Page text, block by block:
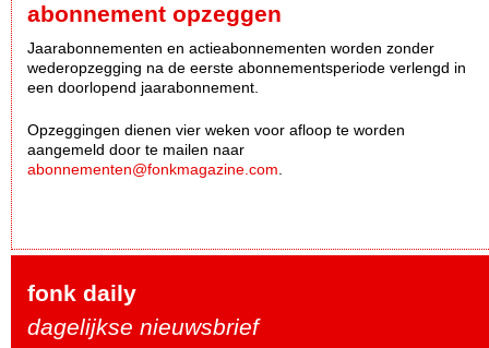
abonnement opzeggen
Jaarabonnementen en actieabonnementen worden zonder
wederopzegging na de eerste abonnementsperiode verlengd in
een doorlopend jaarabonnement.
Opzeggingen dienen vier weken voor afloop te worden
aangemeld door te mailen naar
abonnementen@fonkmagazine.com.
fonk daily
dagelijkse nieuwsbrief